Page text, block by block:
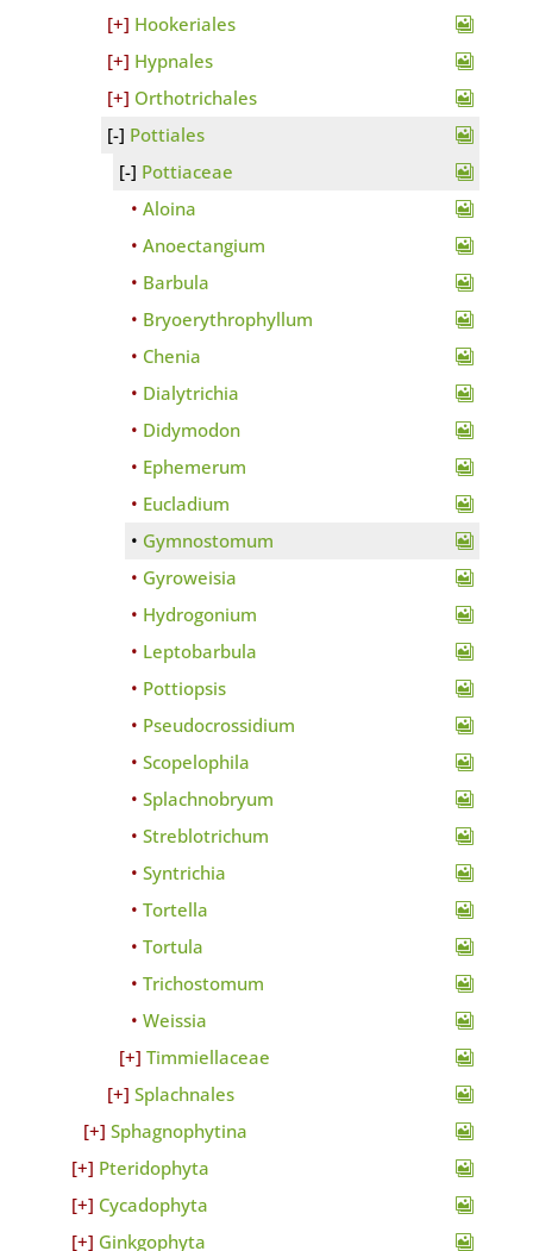
Hookeriales
Hypnales
Orthotrichales
Pottiales
Pottiaceae
Aloina
Anoectangium
Barbula
Bryoerythrophyllum
Chenia
Dialytrichia
Didymodon
Ephemerum
Eucladium
Gymnostomum
Gyroweisia
Hydrogonium
Leptobarbula
Pottiopsis
Pseudocrossidium
Scopelophila
Splachnobryum
Streblotrichum
Syntrichia
Tortella
Tortula
Trichostomum
Weissia
Timmiellaceae
Splachnales
Sphagnophytina
Pteridophyta
Cycadophyta
Ginkgophyta